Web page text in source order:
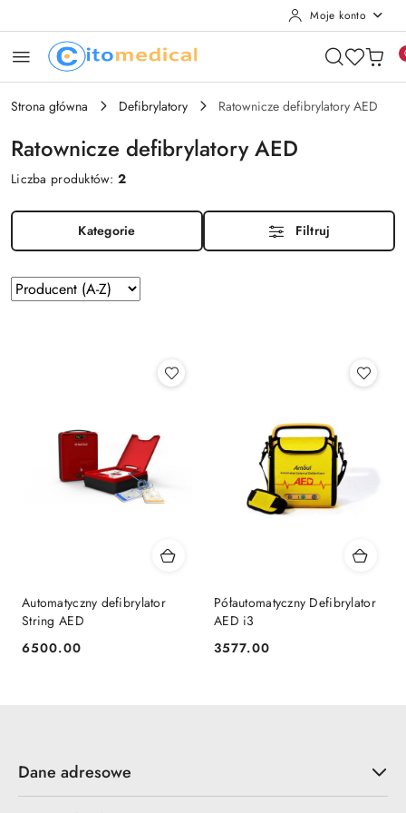
Moje konto
Strona główna Defibrylatory Ratownicze defibrylatory AED
Ratownicze defibrylatory AED
Liczba produktów:2
Kategorie Filtruj
Zastosowano
sortowanie:
Sortuj
według
Automatyczny defibrylator
String AED
Cena:
6500.00
Półautomatyczny Defibrylator
AED i3
Cena:
3577.00
Dane adresowe